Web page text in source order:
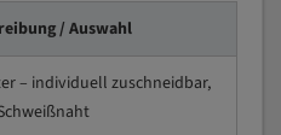
/ Auswahl
– individuell zuschneidbar,